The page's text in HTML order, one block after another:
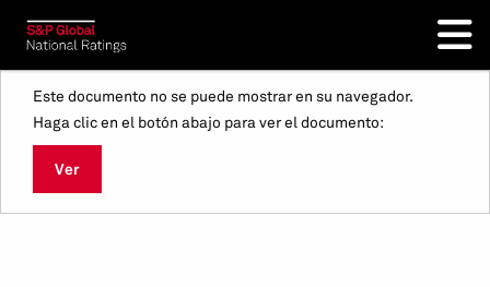
Este documento no se puede mostrar en su navegador.
Haga clic en el botón abajo para ver el documento:
Ver